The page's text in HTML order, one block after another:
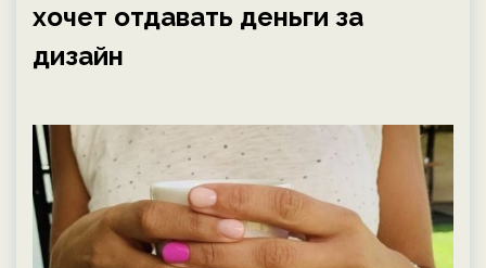
хочет отдавать деньги за
дизайн